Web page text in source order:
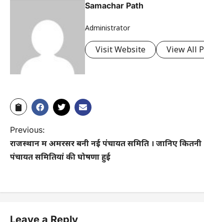
Samachar Path
Administrator
Visit Website View All
Previous:
राजस्थान में अमरसर बनी नई पंचायत समिति । जानिए कितनी
पंचायत समितियां की घोषणा हुई
Leave a Reply